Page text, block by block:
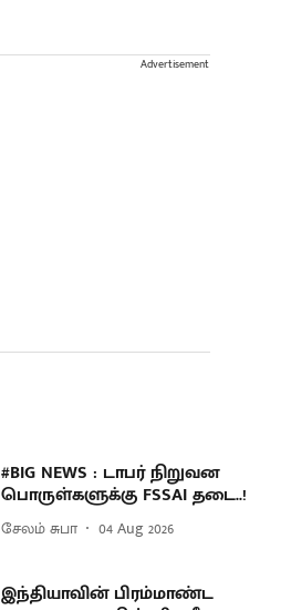
Advertisement
#BIG NEWS : டாபர் நிறுவன
பொருள்களுக்கு FSSAI தடை..!
சேலம் சுபா 04 Aug 2026
இந்தியாவின் பிரம்மாண்ட